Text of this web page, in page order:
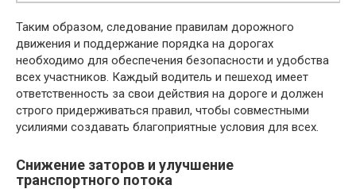
Таким образом, следование правилам дорожного
движения и поддержание порядка на дорогах
необходимо для обеспечения безопасности и удобства
всех участников. Каждый водитель и пешеход имеет
ответственность за свои действия на дороге и должен
строго придерживаться правил, чтобы совместными
усилиями создавать благоприятные условия для всех.
Снижение заторов и улучшение
транспортного потока